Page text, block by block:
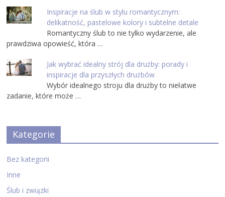
Inspiracje na ślub w stylu romantycznym:
delikatność, pastelowe kolory i subtelne detale
Romantyczny ślub to nie tylko wydarzenie, ale
prawdziwa opowieść, która …
Jak wybrać idealny strój dla drużby: porady i
inspiracje dla przyszłych drużbów
Wybór idealnego stroju dla drużby to niełatwe
zadanie, które może …
Kategorie
Bez kategorii
Inne
Ślub i związki